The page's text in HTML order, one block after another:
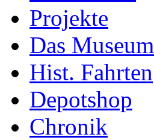
Projekte
Das Museum
Hist. Fahrten
Depotshop
Chronik